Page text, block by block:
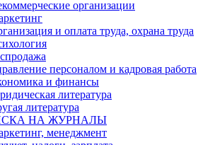
организации
и оплата труда, охрана труда
персоналом и кадровая работа
и финансы
литература
литература
НА ЖУРНАЛЫ
менеджмент